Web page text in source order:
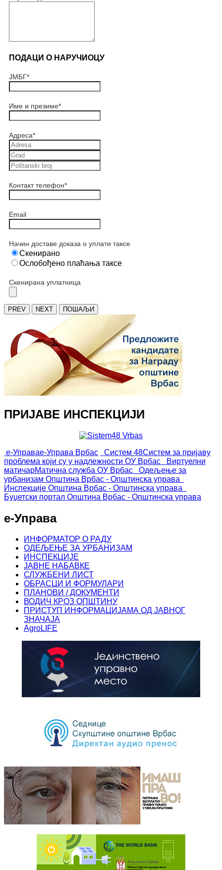
ПОДАЦИ О НАРУЧИОЦУ
ЈМБГ*
Име и презиме*
Адреса*
Контакт телефон*
Email
Начин доставе доказа о уплати таксе
Скенирано
Ослобођено плаћања таксе
Скенирана уплатница
PREV NEXT ПОШАЉИ
ПРИЈАВЕ ИНСПЕКЦИЈИ
е-Управае-Управа Врбас Систем 48Систем за пријаву
проблема који су у надлежности ОУ Врбас
Виртуелни
матичарМатична служба ОУ Врбас
Одељење за
урбанизам Општина Врбас - Општинска управа
Инспекције Општина Врбас - Општинска управа
Буџетски портал Општина Врбас - Општинска управа
е-Управа
ИНФОРМАТОР О РАДУ
ОДЕЉЕЊЕ ЗА УРБАНИЗАМ
ИНСПЕКЦИЈЕ
ЈАВНЕ НАБАВКЕ
СЛУЖБЕНИ ЛИСТ
ОБРАСЦИ И ФОРМУЛАРИ
ПЛАНОВИ / ДОКУМЕНТИ
ВОДИЧ КРОЗ ОПШТИНУ
ПРИСТУП ИНФОРМАЦИЈАМА ОД ЈАВНОГ
ЗНАЧАЈА
AgroLIFE